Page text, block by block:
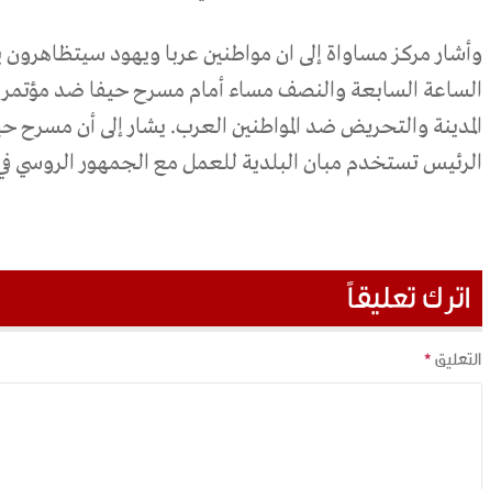
الساعة السابعة والنصف مساء أمام مسرح حيفا ضد مؤتمر
المدينة والتحريض ضد المواطنين العرب. يشار إلى أن مسرح
الرئيس تستخدم مبان البلدية للعمل مع الجمهور الروسي في
اترك تعليقاً
التعليق*